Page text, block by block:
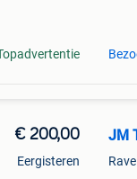
€ 200,00
Eergisteren
JM